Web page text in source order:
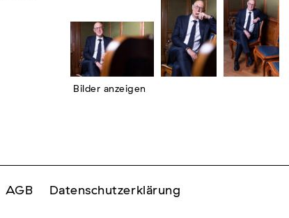
Bilder anzeigen
AGB Datenschutzerklärung